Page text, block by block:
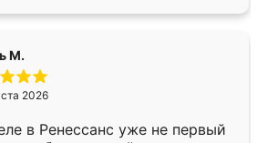
М.
2026
в Ренессанс уже не первый